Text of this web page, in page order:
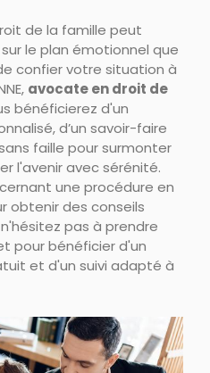
de la famille peut
le plan émotionnel que
confier votre situation à
avocate en droit de
bénéficierez d'un
d’un savoir-faire
faille pour surmonter
l'avenir avec sérénité.
une procédure en
obtenir des conseils
pas à prendre
pour bénéficier d'un
et d'un suivi adapté à